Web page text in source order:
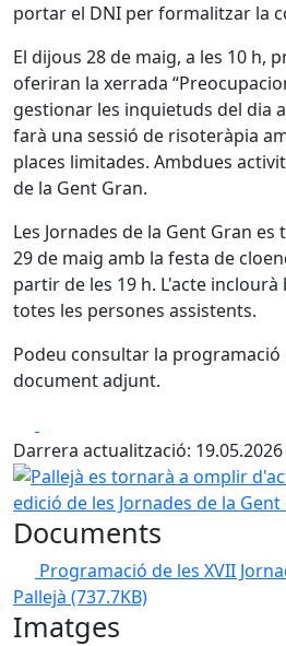
portar el DNI per formalitzar la
El dijous 28 de maig, a les 10 h,
oferiran la xerrada
gestionar les inquietuds del dia a
farà una sessió de risoteràpia
places limitades. Ambdues
de la Gent Gran.
Les Jornades de la Gent Gran
29 de maig amb la festa de
partir de les 19 h. L'acte
totes les persones assistents.
Podeu consultar la programació
document adjunt.
Darrera actualització:
Pallejà es tornarà a omplir
Documents
Programació de les XVII
Pallejà (737.7KB)
Imatges